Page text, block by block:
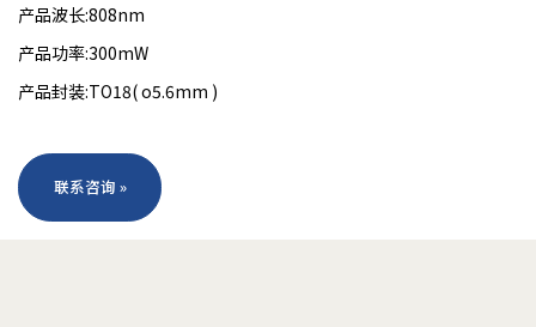
产品波长:808nm
产品功率:300mW
产品封装:TO18( o5.6mm )
联系咨询 »